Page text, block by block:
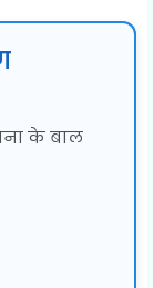
के बाल